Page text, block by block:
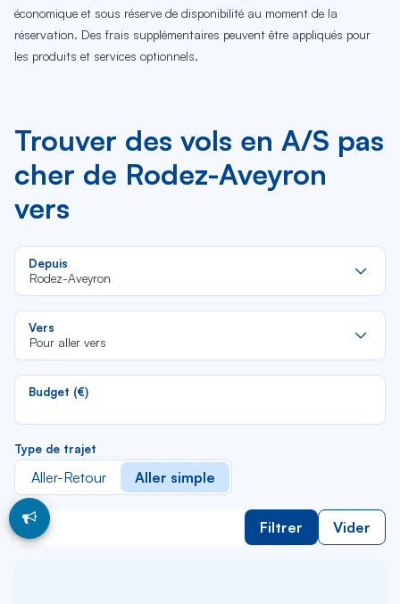
économique et sous réserve de disponibilité au moment de la
réservation. Des frais supplémentaires peuvent être appliqués pour
les produits et services optionnels.
Trouver des vols en A/S pas
cher de Rodez-Aveyron
vers
Depuis
Rodez-Aveyron
Vers
Pour aller vers
Budget (€)
Type de trajet
Aller-Retour Aller simple
Filtrer Vider